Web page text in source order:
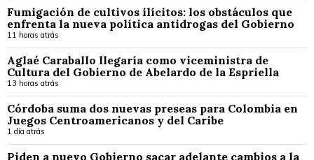
Fumigación de cultivos ilícitos: los obstáculos que
enfrenta la nueva política antidrogas del Gobierno
11 horas atrás
Aglaé Caraballo llegaría como viceministra de
Cultura del Gobierno de Abelardo de la Espriella
13 horas atrás
Córdoba suma dos nuevas preseas para Colombia en
Juegos Centroamericanos y del Caribe
1 día atrás
Piden a nuevo Gobierno sacar adelante cambios a la